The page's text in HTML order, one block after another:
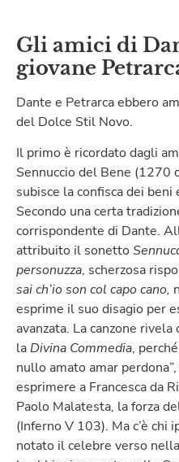
Gli amici di
giovane
Dante e Petrarca ebbero
del Dolce Stil Novo.
Il primo è ricordato dagli
Sennuccio del Bene (1270
subisce la confisca dei beni
Secondo una certa
corrispondente di Dante.
attribuito il sonetto
personuzza, scherzosa
sai ch’io son col capo cano,
esprime il suo disagio per
avanzata. La canzone
laDivina Commedia,
nullo amato amar
esprimere a Francesca da
Paolo Malatesta, la forza
(Inferno V 103). Ma c’è chi
notato il celebre verso